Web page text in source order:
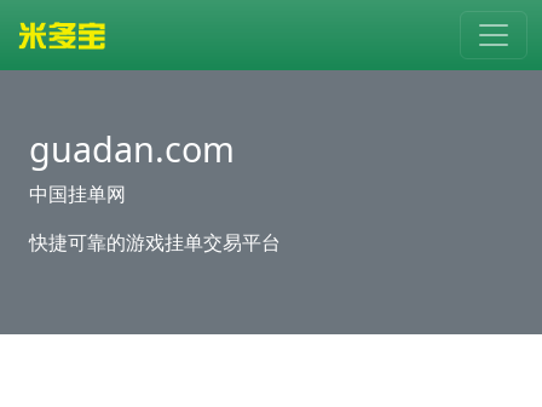
guadan.com
中国挂单网
快捷可靠的游戏挂单交易平台